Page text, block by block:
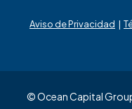
Aviso de Privacidad |
© Ocean Capital